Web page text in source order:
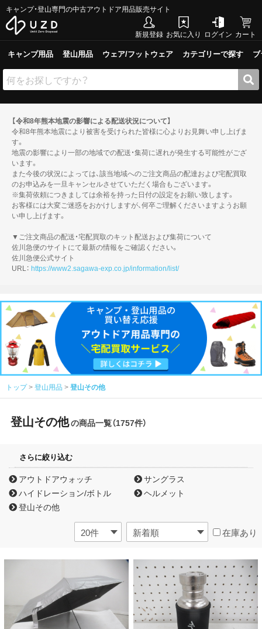
キャンプ・登山専門の中古アウトドア用品販売サイト
新規登録 お気に入り ログイン カート
キャンプ用品 登山用品 ウェア/フットウェア カテゴリーで探す
【令和8年熊本地震の影響による配送状況について】
令和8年熊本地震により被害を受けられた皆様に心よりお見舞い申し上げま
す。
地震の影響により一部の地域での配送・集荷に遅れが発生する可能性がござ
います。
また今後の状況によっては、該当地域へのご注文商品の配達および宅配買取
のお申込みを一旦キャンセルさせていただく場合もございます。
※集荷依頼につきましては余裕を持った日付の設定をお願い致します。
お客様には大変ご迷惑をおかけしますが、何卒ご理解くださいますようお願
い申し上げます。
▼ご注文商品の配送・宅配買取のキット配送および集荷について
佐川急便のサイトにて最新の情報をご確認ください。
佐川急便公式サイト
URL： https://www2.sagawa-exp.co.jp/information/list/
トップ 登山用品 登山その他
登山その他の商品一覧（1757件）
さらに絞り込む
アウトドアウォッチ
サングラス
ハイドレーション/ボトル
ヘルメット
登山その他
在庫あり